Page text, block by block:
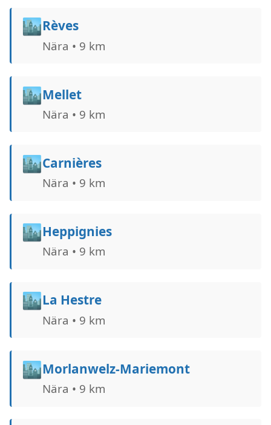
🏙️Rèves
Nära • 9 km
🏙️Mellet
Nära • 9 km
🏙️Carnières
Nära • 9 km
🏙️Heppignies
Nära • 9 km
🏙️La Hestre
Nära • 9 km
🏙️Morlanwelz-Mariemont
Nära • 9 km